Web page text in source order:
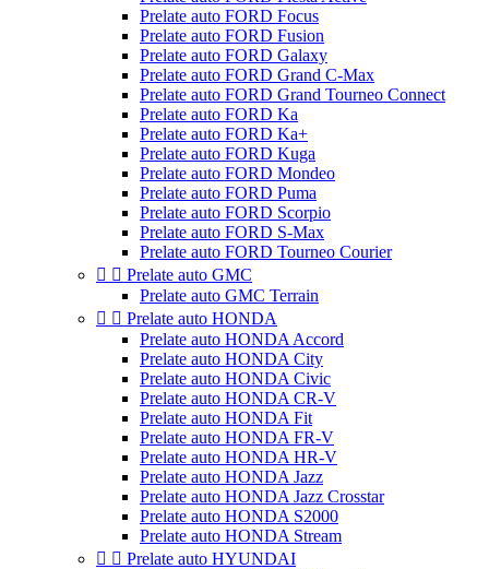
Prelate auto FORD Focus
Prelate auto FORD Fusion
Prelate auto FORD Galaxy
Prelate auto FORD Grand C-Max
Prelate auto FORD Grand Tourneo Connect
Prelate auto FORD Ka
Prelate auto FORD Ka+
Prelate auto FORD Kuga
Prelate auto FORD Mondeo
Prelate auto FORD Puma
Prelate auto FORD Scorpio
Prelate auto FORD S-Max
Prelate auto FORD Tourneo Courier
  Prelate auto GMC
Prelate auto GMC Terrain
  Prelate auto HONDA
Prelate auto HONDA Accord
Prelate auto HONDA City
Prelate auto HONDA Civic
Prelate auto HONDA CR-V
Prelate auto HONDA Fit
Prelate auto HONDA FR-V
Prelate auto HONDA HR-V
Prelate auto HONDA Jazz
Prelate auto HONDA Jazz Crosstar
Prelate auto HONDA S2000
Prelate auto HONDA Stream
  Prelate auto HYUNDAI